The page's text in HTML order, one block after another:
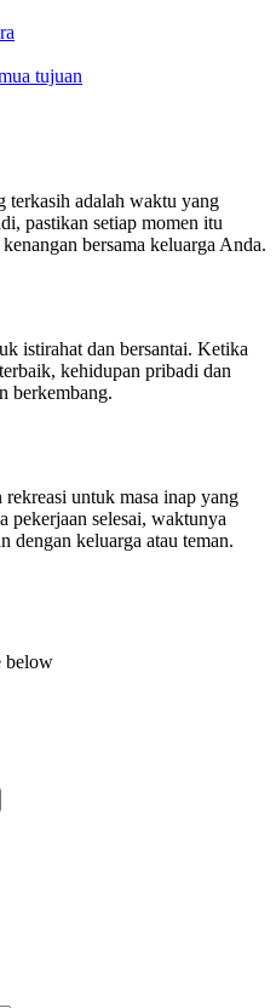
tujuan
terkasih adalah waktu yang
pastikan setiap momen itu
bersama keluarga Anda.
istirahat dan bersantai. Ketika
kehidupan pribadi dan
berkembang.
rekreasi untuk masa inap yang
pekerjaan selesai, waktunya
dengan keluarga atau teman.
below